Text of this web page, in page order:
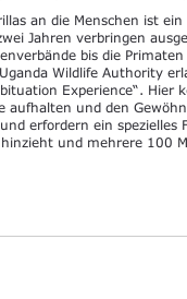
an die Menschen ist
Jahren verbringen
bis die
Wildlife Authority
Experience“. Hier
aufhalten und den
erfordern ein spezielles
und mehrere 100